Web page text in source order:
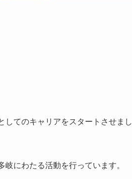
てのキャリアをスタートさせまし
にわたる活動を行っています。